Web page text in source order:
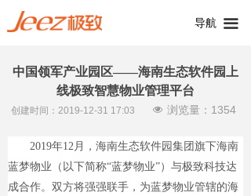
导航 끀
中国领军产业园区——海南生态软件园上
线极致智慧物业管理平台
2019年12月，海南生态软件园集团旗下海南
蓝梦物业（以下简称“蓝梦物业”）与极致科技达
成合作。双方将强强联手，为蓝梦物业管辖的海
创建时间： 2019-12-31 17:03 넶 浏览量： 1354